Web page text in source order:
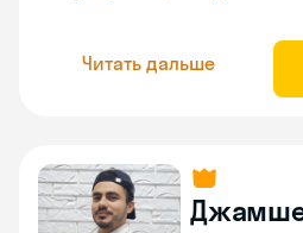
Читать дальше